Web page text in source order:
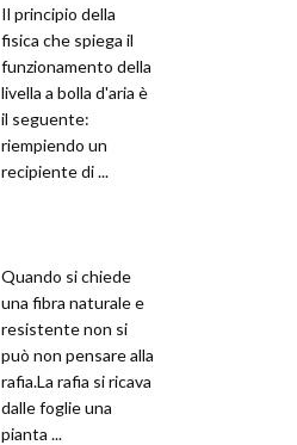
Il principio della
fisica che spiega il
funzionamento della
livella a bolla d'aria è
il seguente:
riempiendo un
recipiente di ...
Quando si chiede
una fibra naturale e
resistente non si
può non pensare alla
rafia.La rafia si ricava
dalle foglie una
pianta ...